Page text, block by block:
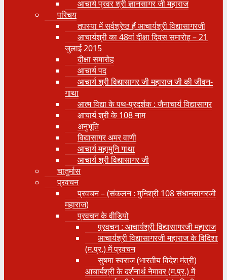
आचार्य प्रवर श्री ज्ञानसागर जी महाराज
परिचय
तपस्या में सर्वश्रेष्ठ हैं आचार्यश्री विद्यासागरजी
आचार्यश्री का 48वां दीक्षा दिवस समारोह – 21
जुलाई 2015
दीक्षा समारोह
आचार्य पद
आचार्य श्री विद्यासागर जी महाराज जी की जीवन-
गाथा
आत्म विद्या के पथ-प्रदर्शक : जैनाचार्य विद्यासागर
आचार्य श्री के 108 नाम
अनुभूति
विद्यासागर अमर वाणी
आचार्य महामुनि गाथा
आचार्य श्री विद्यासागर जी
चातुर्मास
प्रवचन
प्रवचन – (संकलन : मुनिश्री 108 संधानसागरजी
महाराज)
प्रवचन के वीडियो
प्रवचन : आचार्यश्री ‍विद्यासागरजी महाराज
आचार्यश्री विद्यासागरजी महाराज के विदिशा
(म.प्र.) में प्रवचन
सुषमा स्वराज (भारतीय विदेश मंत्री)
आचार्यश्री के दर्शनार्थ नेमावर (म.प्र.) में